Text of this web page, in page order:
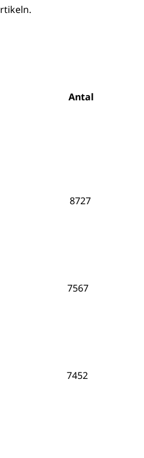
8727
7567
7452